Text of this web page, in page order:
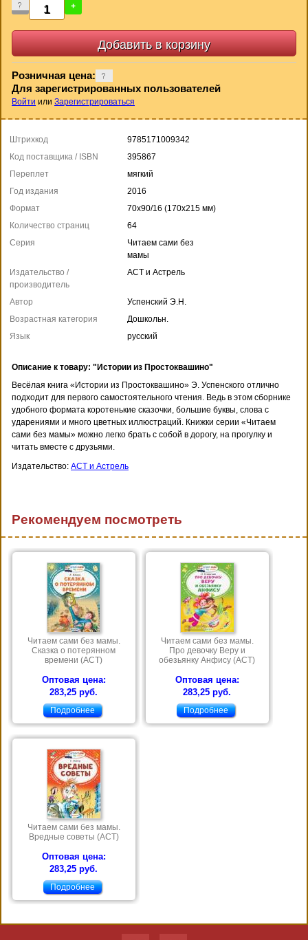
- +
Розничная цена:
Для зарегистрированных пользователей
Войти или Зарегистрироваться
Штрихкод
9785171009342
Код поставщика / ISBN
395867
Переплет
мягкий
Год издания
2016
Формат
70x90/16 (170x215 мм)
Количество страниц
64
Серия
Читаем сами без
мамы
Издательство /
производитель
АСТ и Астрель
Автор
Успенский Э.Н.
Возрастная категория
Дошкольн.
Язык
русский
Описание к товару: "Истории из Простоквашино"
Весёлая книга «Истории из Простоквашино» Э. Успенского отлично
подходит для первого самостоятельного чтения. Ведь в этом сборнике
удобного формата коротенькие сказочки, большие буквы, слова с
ударениями и много цветных иллюстраций. Книжки серии «Читаем
сами без мамы» можно легко брать с собой в дорогу, на прогулку и
читать вместе с друзьями.
Издательство: АСТ и Астрель
Рекомендуем посмотреть
Читаем сами без мамы.
Сказка о потерянном
времени (АСТ)
Оптовая цена:
283,25 руб.
Подробнее
Читаем сами без мамы.
Про девочку Веру и
обезьянку Анфису (АСТ)
Оптовая цена:
283,25 руб.
Подробнее
Читаем сами без мамы.
Вредные советы (АСТ)
Оптовая цена:
283,25 руб.
Подробнее